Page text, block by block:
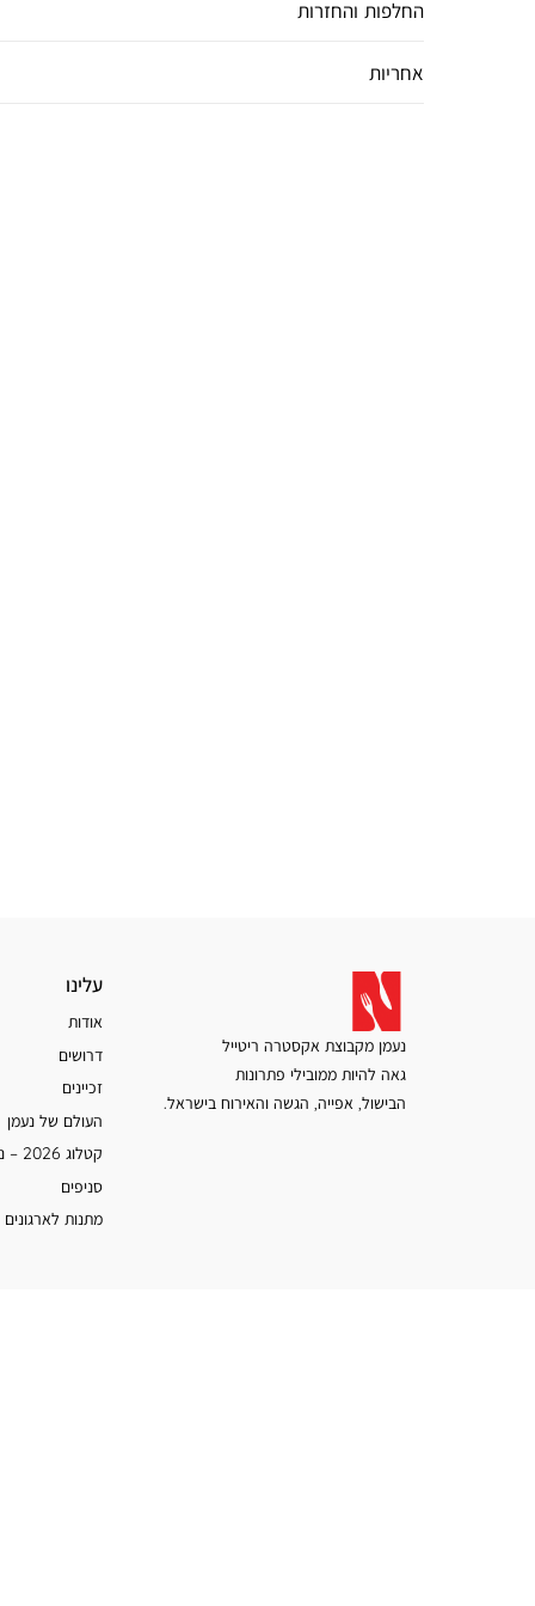
החלפות והחזרות
אחריות
נעמן מקבוצת אקסטרה ריטייל
גאה להיות ממובילי פתרונות
הבישול, אפייה, הגשה והאירוח בישראל.
עלינו
עלינו
אודות
דרושים
זכיינים
העולם של נעמן
קטלוג 2026 – נעמן
סניפים
מתנות לארגונים